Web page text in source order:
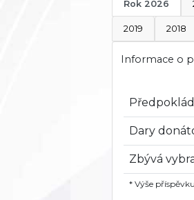
Rok 2026
2019 2018
Informace o
Dary
Zbývá
* Výše